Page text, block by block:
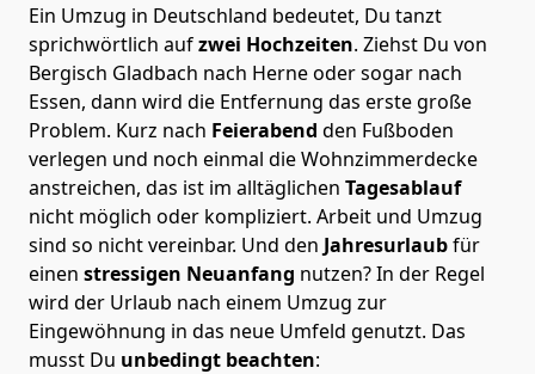
Ein Umzug in Deutschland bedeutet, Du tanzt
sprichwörtlich aufzwei Hochzeiten. Ziehst Du von
Bergisch Gladbach nach Herne oder sogar nach
Essen, dann wird die Entfernung das erste große
Problem. Kurz nach Feierabend den Fußboden
verlegen und noch einmal die Wohnzimmerdecke
anstreichen, das ist im alltäglichen Tagesablauf
nicht möglich oder kompliziert. Arbeit und Umzug
sind so nicht vereinbar. Und den Jahresurlaubfür
einen stressigen Neuanfang nutzen? In der Regel
wird der Urlaub nach einem Umzug zur
Eingewöhnung in das neue Umfeld genutzt. Das
musst Du unbedingt beachten: